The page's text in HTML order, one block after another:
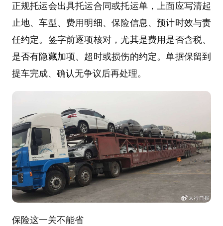
正规托运会出具托运合同或托运单，上面应写清起
止地、车型、费用明细、保险信息、预计时效与责
任约定。签字前逐项核对，尤其是费用是否含税、
是否有隐藏加项、超时或损伤的约定。单据保留到
提车完成、确认无争议后再处理。
保险这一关不能省